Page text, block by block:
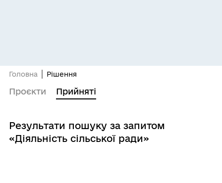
Головна Рішення
Проєкти Прийняті
Результати пошуку за запитом
«Діяльність сільської ради»